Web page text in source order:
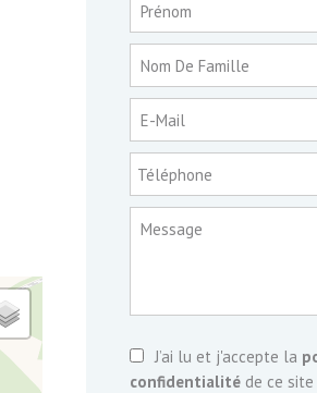
Prénom
Nom De Famille
E-Mail
Téléphone
Message
J’ai lu et j'accepte la
confidentialitéde ce site